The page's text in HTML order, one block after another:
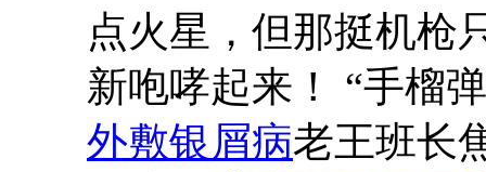
点火星，但那挺机枪
新咆哮起来！ “手榴
外敷银屑病老王班长